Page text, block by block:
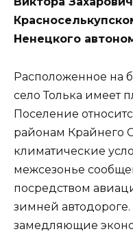
Ненецкого
Расположенное на
село Толька имеет
Поселение
районам Крайнего
климатические
межсезонье
посредством
зимней
замедляющие